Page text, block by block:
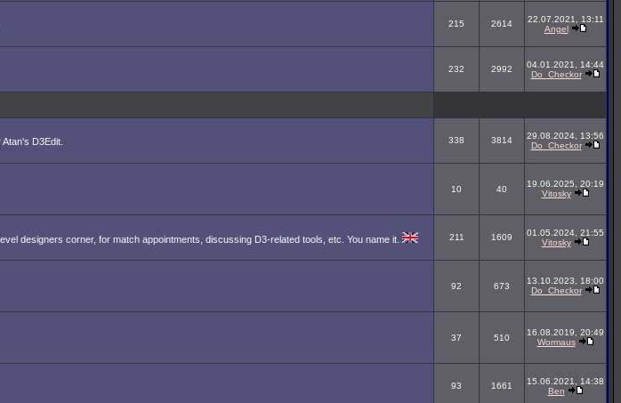
215 2614
22.07.2021, 13:11
Angel
232 2992
04.01.2021, 14:44
Do_Checkor
D3Edit. 338 3814
29.08.2024, 13:56
Do_Checkor
10 40
19.06.2025, 20:19
Vitosky
designers corner, for match appointments, discussing D3-related tools, etc. You name it. 211 1609
01.05.2024, 21:55
Vitosky
92 673
13.10.2023, 18:00
Do_Checkor
37 510
16.08.2019, 20:49
Wormaus
93 1661
15.06.2021, 14:38
Ben